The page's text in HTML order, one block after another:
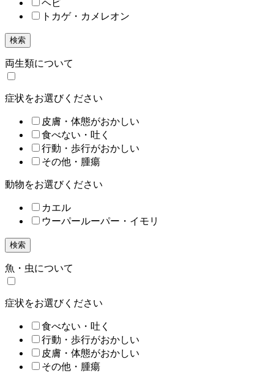
ヘビ
トカゲ・カメレオン
検索
両生類について
症状をお選びください
皮膚・体態がおかしい
食べない・吐く
行動・歩行がおかしい
その他・腫瘍
動物をお選びください
カエル
ウーパールーパー・イモリ
検索
魚・虫について
症状をお選びください
食べない・吐く
行動・歩行がおかしい
皮膚・体態がおかしい
その他・腫瘍